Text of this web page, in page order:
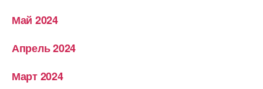
Май 2024
Апрель 2024
Март 2024